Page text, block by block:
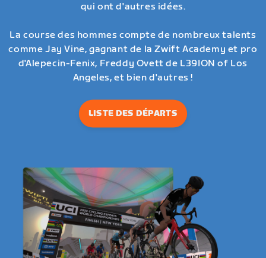
qui ont d'autres idées.
La course des hommes compte de nombreux talents
comme Jay Vine, gagnant de la Zwift Academy et pro
d'Alepecin-Fenix, Freddy Ovett de L39ION of Los
Angeles, et bien d'autres !
LISTE DES DÉPARTS